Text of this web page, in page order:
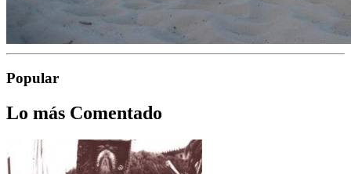
Popular
Lo más Comentado